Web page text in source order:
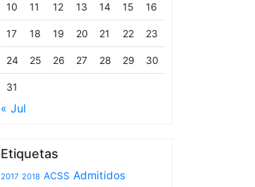
10 11 12 13 14 15 16
17 18 19 20 21 22 23
24 25 26 27 28 29 30
31
« Jul
Etiquetas
2017 2018 ACSS Admitidos